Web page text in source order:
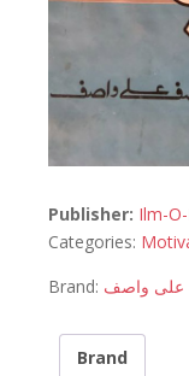
Publisher: Ilm-
Categories:
Brand: واصف
Brand